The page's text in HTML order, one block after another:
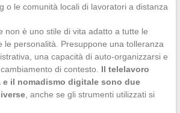
o le comunità locali di lavoratori a distanza
non è uno stile di vita adatto a tutte le
le personalità. Presuppone una tolleranza
una capacità di auto-organizzarsi e
di contesto. Il telelavoro
e il nomadismo digitale sono due
, anche se gli strumenti utilizzati si